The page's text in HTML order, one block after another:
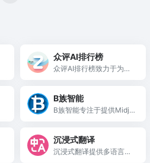
众评AI排行榜
众评AI排行榜致力于为用
提升。
B族智能
B族智能专注于提供Midjo
沉浸式翻译
沉浸式翻译提供多语言双